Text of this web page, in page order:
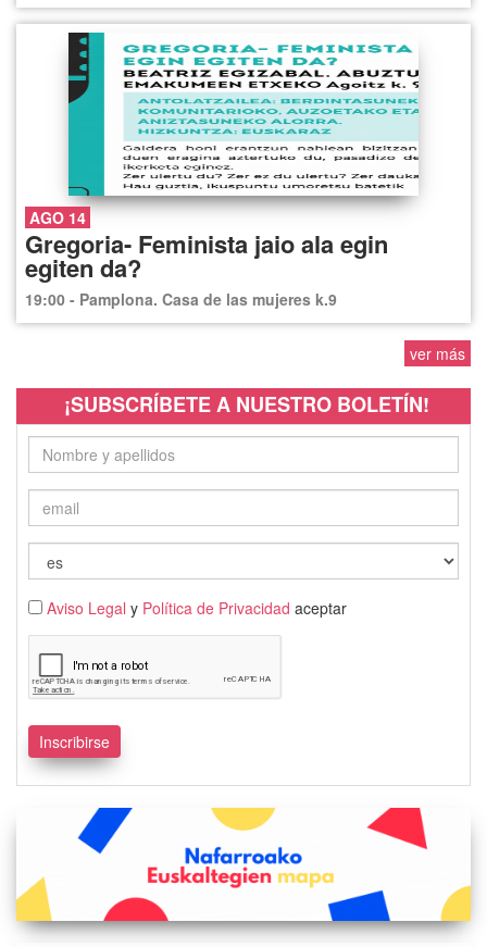
AGO 14
Gregoria- Feminista jaio ala egin
egiten da?
19:00 - Pamplona. Casa de las mujeres k.9
ver más
¡SUBSCRÍBETE A NUESTRO BOLETÍN!
Aviso Legal y Política de Privacidad aceptar